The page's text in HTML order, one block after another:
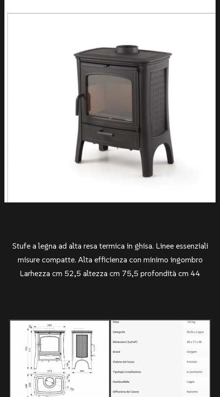
Stufe a legna ad alta resa termica in ghisa. Linee essenziali
misure compatte. Alta efficienza con minimo ingombro
Larhezza cm 52,5 altezza cm 75,5 profondità cm 44